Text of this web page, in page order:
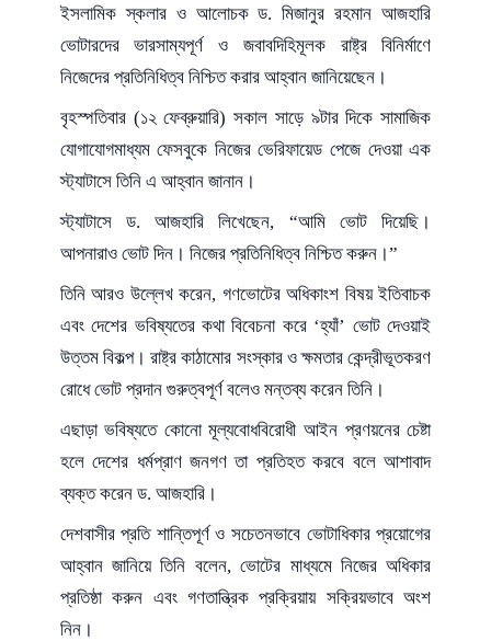
ইসলামিক স্কলার ও আলোচক ড. মিজানুর রহমান আজহারি
ভোটারদের ভারসাম্যপূর্ণ ও জবাবদিহিমূলক রাষ্ট্র বিনির্মাণে
নিজেদের প্রতিনিধিত্ব নিশ্চিত করার আহ্বান জানিয়েছেন।
বৃহস্পতিবার (১২ ফেব্রুয়ারি) সকাল সাড়ে ৯টার দিকে সামাজিক
যোগাযোগমাধ্যম ফেসবুকে নিজের ভেরিফায়েড পেজে দেওয়া এক
স্ট্যাটাসে তিনি এ আহ্বান জানান।
স্ট্যাটাসে ড. আজহারি লিখেছেন, “আমি ভোট দিয়েছি।
আপনারাও ভোট দিন। নিজের প্রতিনিধিত্ব নিশ্চিত করুন।”
তিনি আরও উল্লেখ করেন, গণভোটের অধিকাংশ বিষয় ইতিবাচক
এবং দেশের ভবিষ্যতের কথা বিবেচনা করে ‘হ্যাঁ’ ভোট দেওয়াই
উত্তম বিকল্প। রাষ্ট্র কাঠামোর সংস্কার ও ক্ষমতার কেন্দ্রীভূতকরণ
রোধে ভোট প্রদান গুরুত্বপূর্ণ বলেও মন্তব্য করেন তিনি।
এছাড়া ভবিষ্যতে কোনো মূল্যবোধবিরোধী আইন প্রণয়নের চেষ্টা
হলে দেশের ধর্মপ্রাণ জনগণ তা প্রতিহত করবে বলে আশাবাদ
ব্যক্ত করেন ড. আজহারি।
দেশবাসীর প্রতি শান্তিপূর্ণ ও সচেতনভাবে ভোটাধিকার প্রয়োগের
আহ্বান জানিয়ে তিনি বলেন, ভোটের মাধ্যমে নিজের অধিকার
প্রতিষ্ঠা করুন এবং গণতান্ত্রিক প্রক্রিয়ায় সক্রিয়ভাবে অংশ
নিন।